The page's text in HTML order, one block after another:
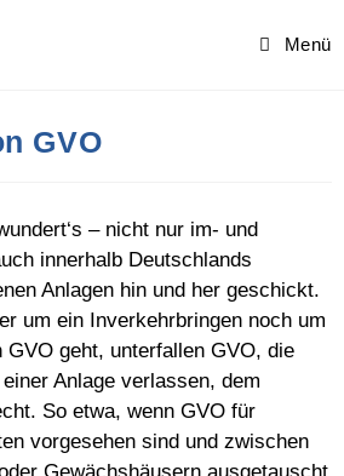
Menü
GVO
– nicht nur im- und
innerhalb Deutschlands
Anlagen hin und her geschickt.
um ein Inverkehrbringen noch um
geht, unterfallen GVO, die
Anlage verlassen, dem
So etwa, wenn GVO für
vorgesehen sind und zwischen
Gewächshäusern ausgetauscht